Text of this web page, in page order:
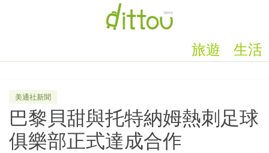
生活
旅遊
美通社新聞
巴黎貝甜與托特納姆熱刺足球
俱樂部正式達成合作